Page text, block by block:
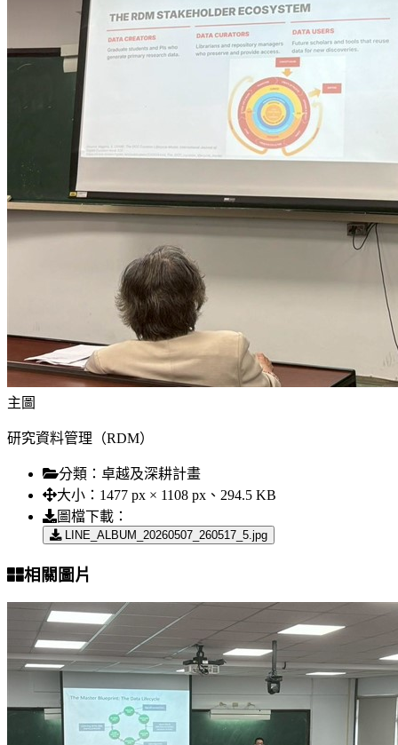
主圖
研究資料管理（RDM）
分類： 卓越及深耕計畫
大小： 1477 px × 1108 px、294.5 KB
圖檔下載：
LINE_ALBUM_20260507_260517_5.jpg
相關圖片